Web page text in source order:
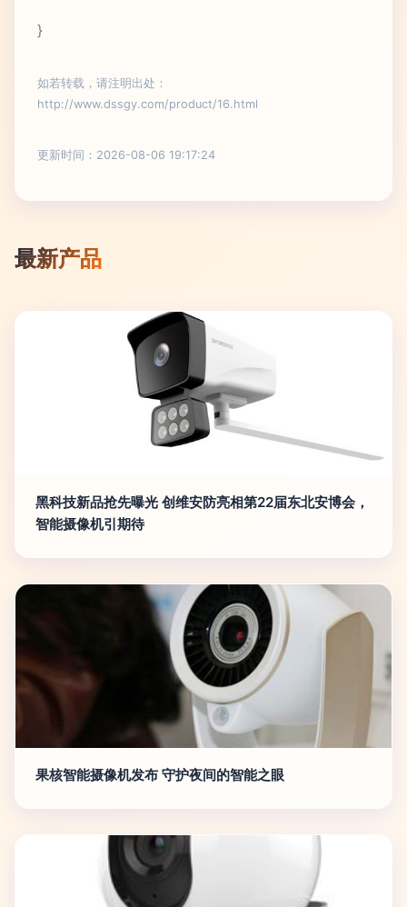
}
如若转载，请注明出处：
http://www.dssgy.com/product/16.html
更新时间：2026-08-06 19:17:24
最新产品
黑科技新品抢先曝光 创维安防亮相第22届东北安博会，
智能摄像机引期待
果核智能摄像机发布 守护夜间的智能之眼